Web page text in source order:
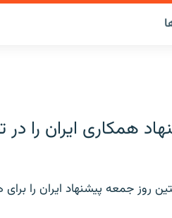
همکاری ايران
روز جمعه پيشنهاد ايران را